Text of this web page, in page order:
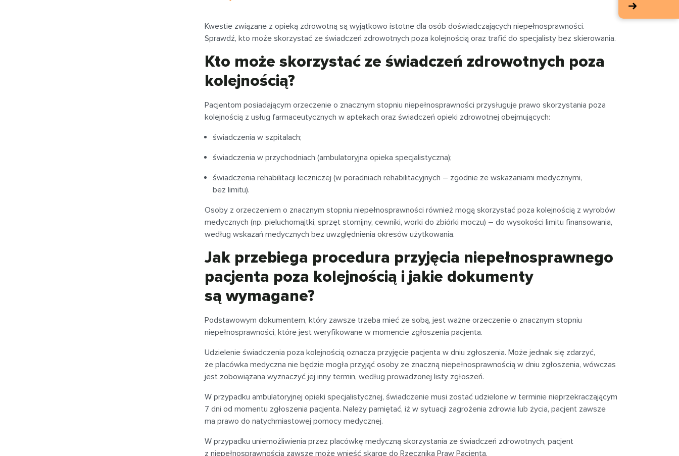
Kwestie związane z opieką zdrowotną są wyjątkowo istotne dla osób doświadczających niepełnosprawności.
Sprawdź, kto może skorzystać ze świadczeń zdrowotnych poza kolejnością oraz trafić do specjalisty bez skierowania.
Kto może skorzystać ze świadczeń zdrowotnych poza
kolejnością?
Pacjentom posiadającym orzeczenie o znacznym stopniu niepełnosprawności przysługuje prawo skorzystania poza
kolejnością z usług farmaceutycznych w aptekach oraz świadczeń opieki zdrowotnej obejmujących:
świadczenia w szpitalach;
świadczenia w przychodniach (ambulatoryjna opieka specjalistyczna);
świadczenia rehabilitacji leczniczej (w poradniach rehabilitacyjnych – zgodnie ze wskazaniami medycznymi,
bez limitu).
Osoby z orzeczeniem o znacznym stopniu niepełnosprawności również mogą skorzystać poza kolejnością z wyrobów
medycznych (np. pieluchomajtki, sprzęt stomijny, cewniki, worki do zbiórki moczu) – do wysokości limitu finansowania,
według wskazań medycznych bez uwzględnienia okresów użytkowania.
Jak przebiega procedura przyjęcia niepełnosprawnego
pacjenta poza kolejnością i jakie dokumenty
są wymagane?
Podstawowym dokumentem, który zawsze trzeba mieć ze sobą, jest ważne orzeczenie o znacznym stopniu
niepełnosprawności, które jest weryfikowane w momencie zgłoszenia pacjenta.
Udzielenie świadczenia poza kolejnością oznacza przyjęcie pacjenta w dniu zgłoszenia. Może jednak się zdarzyć,
że placówka medyczna nie będzie mogła przyjąć osoby ze znaczną niepełnosprawnością w dniu zgłoszenia, wówczas
jest zobowiązana wyznaczyć jej inny termin, według prowadzonej listy zgłoszeń.
W przypadku ambulatoryjnej opieki specjalistycznej, świadczenie musi zostać udzielone w terminie nieprzekraczającym
7 dni od momentu zgłoszenia pacjenta. Należy pamiętać, iż w sytuacji zagrożenia zdrowia lub życia, pacjent zawsze
ma prawo do natychmiastowej pomocy medycznej.
W przypadku uniemożliwienia przez placówkę medyczną skorzystania ze świadczeń zdrowotnych, pacjent
z niepełnosprawnością zawsze może wnieść skargę do Rzecznika Praw Pacjenta.